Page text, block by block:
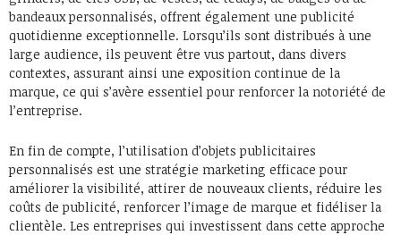
bandeaux personnalisés, offrent également une publicité
quotidienne exceptionnelle. Lorsqu’ils sont distribués à une
large audience, ils peuvent être vus partout, dans divers
contextes, assurant ainsi une exposition continue de la
marque, ce qui s’avère essentiel pour renforcer la notoriété de
l’entreprise.
En fin de compte, l’utilisation d’objets publicitaires
personnalisés est une stratégie marketing efficace pour
améliorer la visibilité, attirer de nouveaux clients, réduire les
coûts de publicité, renforcer l’image de marque et fidéliser la
clientèle. Les entreprises qui investissent dans cette approche